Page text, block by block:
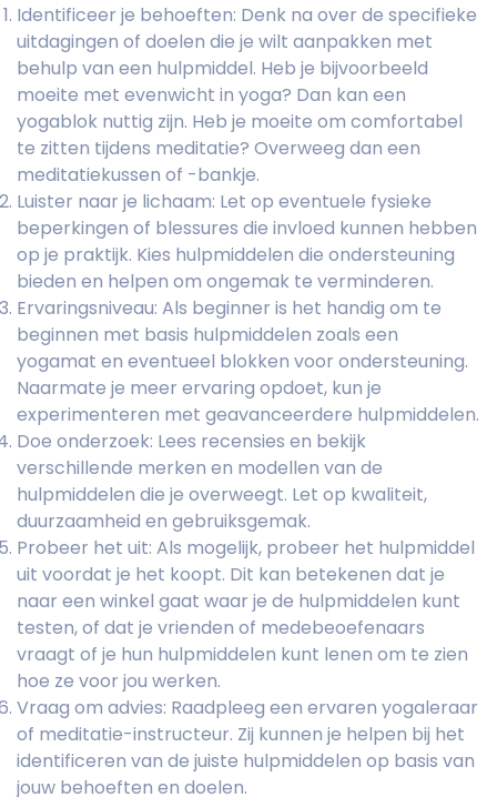
Identificeer je behoeften: Denk na over de specifieke
uitdagingen of doelen die je wilt aanpakken met
behulp van een hulpmiddel. Heb je bijvoorbeeld
moeite met evenwicht in yoga? Dan kan een
yogablok nuttig zijn. Heb je moeite om comfortabel
te zitten tijdens meditatie? Overweeg dan een
meditatiekussen of -bankje.
Luister naar je lichaam: Let op eventuele fysieke
beperkingen of blessures die invloed kunnen hebben
op je praktijk. Kies hulpmiddelen die ondersteuning
bieden en helpen om ongemak te verminderen.
Ervaringsniveau: Als beginner is het handig om te
beginnen met basis hulpmiddelen zoals een
yogamat en eventueel blokken voor ondersteuning.
Naarmate je meer ervaring opdoet, kun je
experimenteren met geavanceerdere hulpmiddelen.
Doe onderzoek: Lees recensies en bekijk
verschillende merken en modellen van de
hulpmiddelen die je overweegt. Let op kwaliteit,
duurzaamheid en gebruiksgemak.
Probeer het uit: Als mogelijk, probeer het hulpmiddel
uit voordat je het koopt. Dit kan betekenen dat je
naar een winkel gaat waar je de hulpmiddelen kunt
testen, of dat je vrienden of medebeoefenaars
vraagt of je hun hulpmiddelen kunt lenen om te zien
hoe ze voor jou werken.
Vraag om advies: Raadpleeg een ervaren yogaleraar
of meditatie-instructeur. Zij kunnen je helpen bij het
identificeren van de juiste hulpmiddelen op basis van
jouw behoeften en doelen.